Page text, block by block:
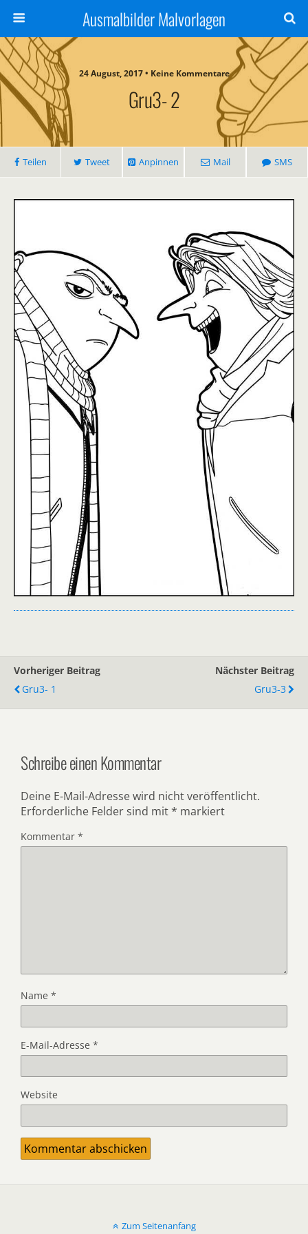
Ausmalbilder Malvorlagen
24 August, 2017 • Keine Kommentare
Gru3- 2
Teilen Tweet Anpinnen Mail SMS
Vorheriger Beitrag
Gru3- 1
Nächster Beitrag
Gru3-3
Schreibe einen Kommentar
Deine E-Mail-Adresse wird nicht veröffentlicht.
Erforderliche Felder sind mit * markiert
Kommentar *
Name *
E-Mail-Adresse *
Website
Zum Seitenanfang